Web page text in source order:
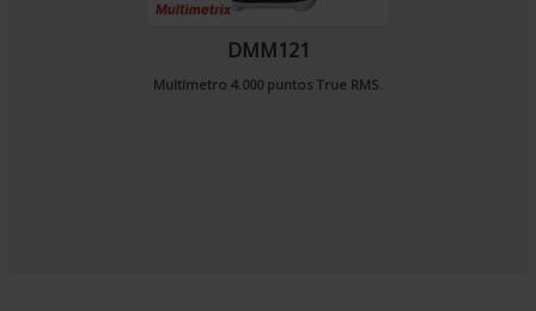
DMM121
Multímetro 4.000 puntos True RMS.